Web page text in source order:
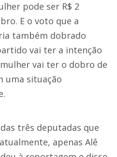
pode ser R$ 2
E o voto que a
também dobrado
vai ter a intenção
vai ter o dobro de
uma situação
três deputadas que
apenas Alê